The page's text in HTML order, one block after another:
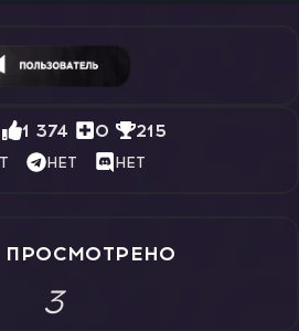
1 374 0 215
НЕТ НЕТ
ПРОСМОТРЕНО
3